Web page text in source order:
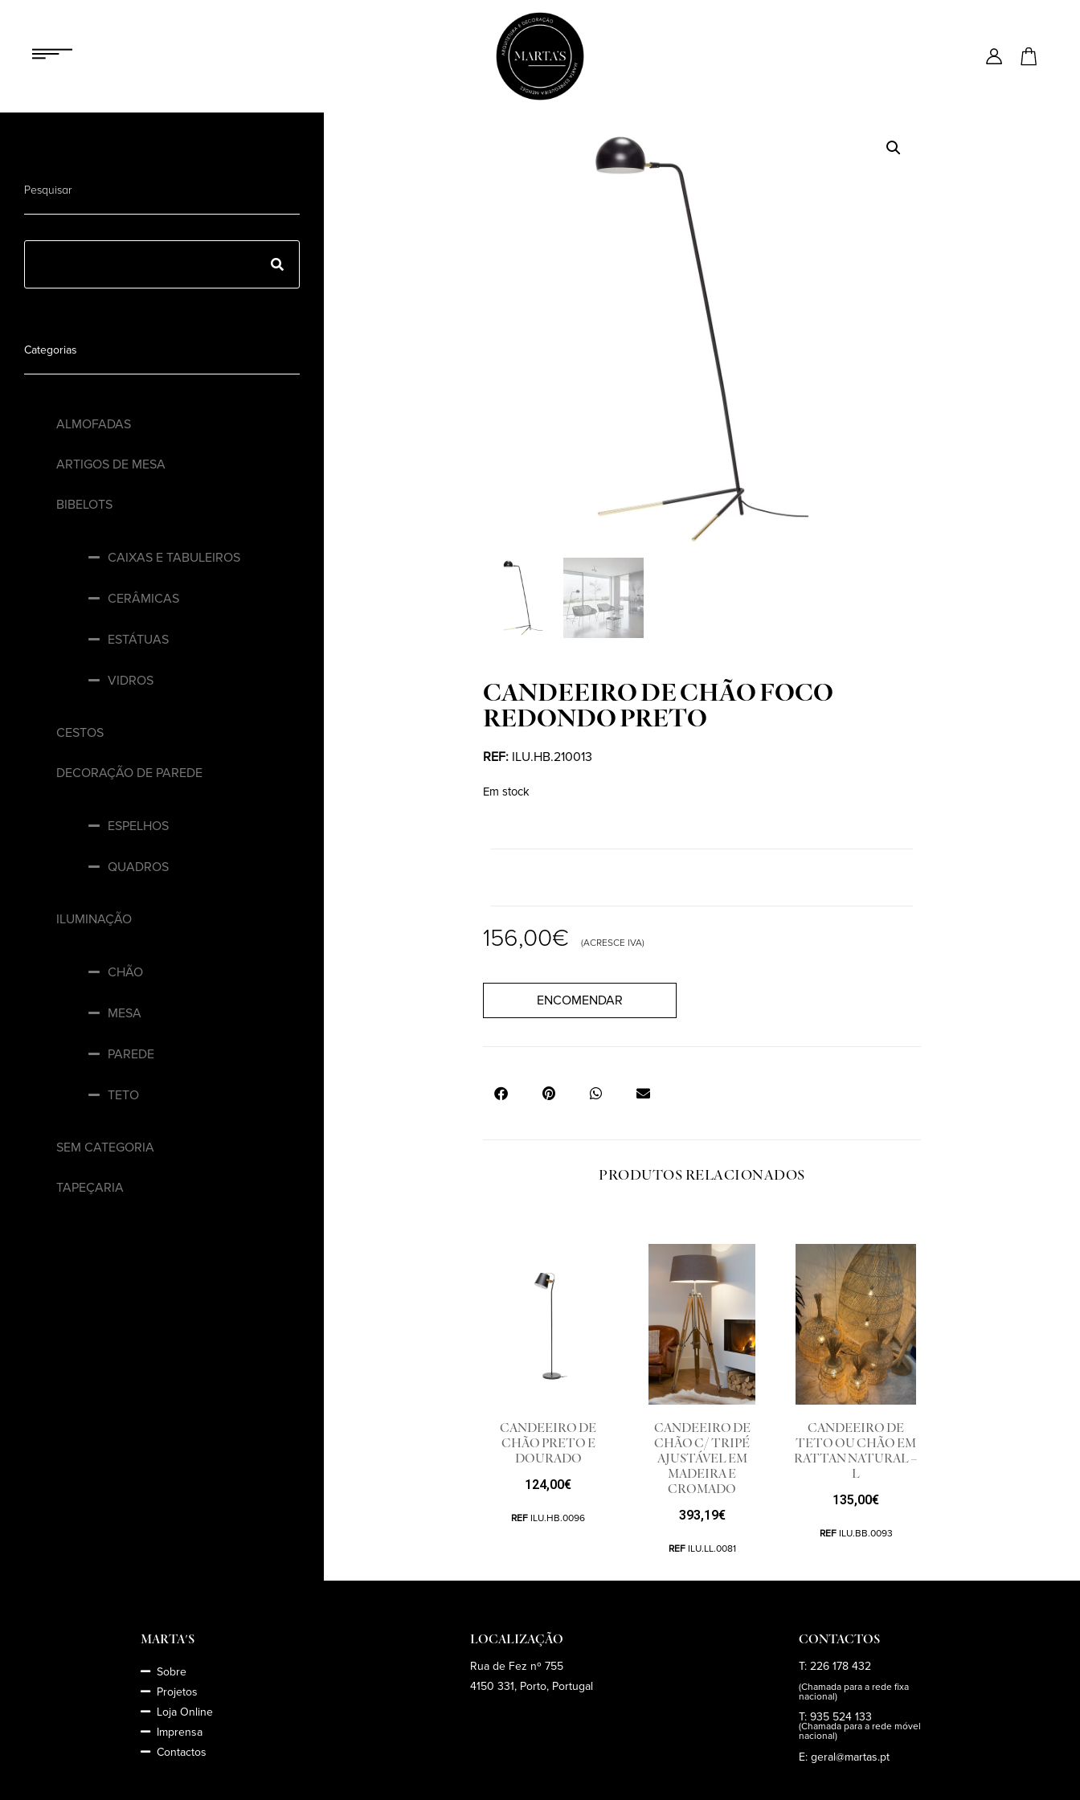
Pesquisar
Categorias
ALMOFADAS
ARTIGOS DE MESA
BIBELOTS
CAIXAS E TABULEIROS
CERÂMICAS
ESTÁTUAS
VIDROS
CESTOS
DECORAÇÃO DE PAREDE
ESPELHOS
QUADROS
ILUMINAÇÃO
CHÃO
MESA
PAREDE
TETO
SEM CATEGORIA
TAPEÇARIA
CANDEEIRO DE CHÃO FOCO
REDONDO PRETO
REF: ILU.HB.210013
Em stock
156,00€ (ACRESCE IVA)
ENCOMENDAR
PRODUTOS RELACIONADOS
CANDEEIRO DE
CHÃO PRETO E
DOURADO
124,00€
REF ILU.HB.0096
CANDEEIRO DE
CHÃO C/ TRIPÉ
AJUSTÁVEL EM
MADEIRA E
CROMADO
393,19€
REF ILU.LL.0081
CANDEEIRO DE
TETO OU CHÃO EM
RATTAN NATURAL –
L
135,00€
REF ILU.BB.0093
MARTA'S
Sobre
Projetos
Loja Online
Imprensa
Contactos
LOCALIZAÇÃO
Rua de Fez nº 755
4150 331, Porto, Portugal
CONTACTOS
T: 226 178 432
(Chamada para a rede fixa
nacional)
T: 935 524 133
(Chamada para a rede móvel
nacional)
E: geral@martas.pt